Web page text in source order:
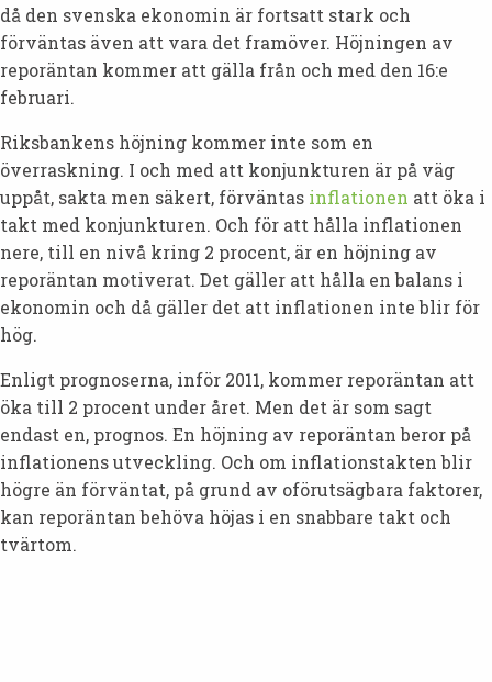
då den svenska ekonomin är fortsatt stark och
förväntas även att vara det framöver. Höjningen av
reporäntan kommer att gälla från och med den 16:e
februari.
Riksbankens höjning kommer inte som en
överraskning. I och med att konjunkturen är på väg
uppåt, sakta men säkert, förväntas inflationen att öka i
takt med konjunkturen. Och för att hålla inflationen
nere, till en nivå kring 2 procent, är en höjning av
reporäntan motiverat. Det gäller att hålla en balans i
ekonomin och då gäller det att inflationen inte blir för
hög.
Enligt prognoserna, inför 2011, kommer reporäntan att
öka till 2 procent under året. Men det är som sagt
endast en, prognos. En höjning av reporäntan beror på
inflationens utveckling. Och om inflationstakten blir
högre än förväntat, på grund av oförutsägbara faktorer,
kan reporäntan behöva höjas i en snabbare takt och
tvärtom.